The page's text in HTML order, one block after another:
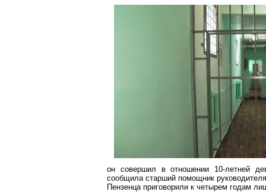
он совершил в отношении 10-летней
сообщила старший помощник
Пензенцаприговорили к четырем годам